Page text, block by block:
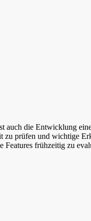
auch die Entwicklung
zu prüfen und wichtige
Features frühzeitig zu